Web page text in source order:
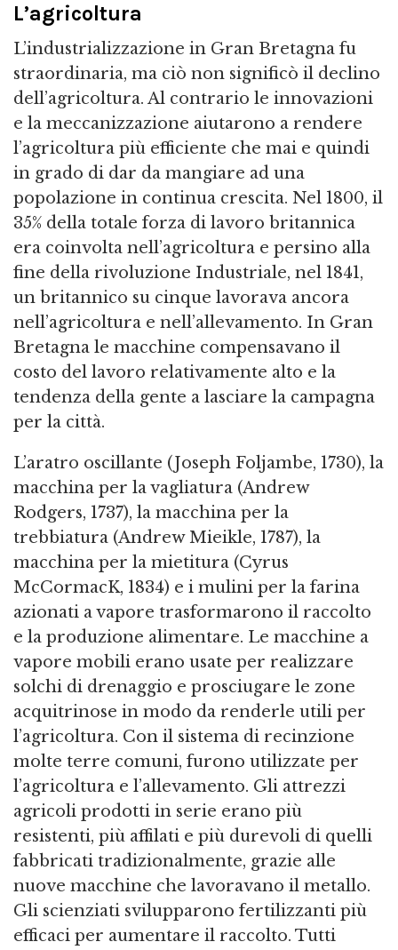
L’agricoltura
L’industrializzazione in Gran Bretagna fu
straordinaria, ma ciò non significò il declino
dell’agricoltura. Al contrario le innovazioni
e la meccanizzazione aiutarono a rendere
l’agricoltura più efficiente che mai e quindi
in grado di dar da mangiare ad una
popolazione in continua crescita. Nel 1800, il
35% della totale forza di lavoro britannica
era coinvolta nell’agricoltura e persino alla
fine della rivoluzione Industriale, nel 1841,
un britannico su cinque lavorava ancora
nell’agricoltura e nell’allevamento. In Gran
Bretagna le macchine compensavano il
costo del lavoro relativamente alto e la
tendenza della gente a lasciare la campagna
per la città.
L’aratro oscillante (Joseph Foljambe, 1730), la
macchina per la vagliatura (Andrew
Rodgers, 1737), la macchina per la
trebbiatura (Andrew Mieikle, 1787), la
macchina per la mietitura (Cyrus
McCormacK, 1834) e i mulini per la farina
azionati a vapore trasformarono il raccolto
e la produzione alimentare. Le macchine a
vapore mobili erano usate per realizzare
solchi di drenaggio e prosciugare le zone
acquitrinose in modo da renderle utili per
l’agricoltura. Con il sistema di recinzione
molte terre comuni, furono utilizzate per
l’agricoltura e l’allevamento. Gli attrezzi
agricoli prodotti in serie erano più
resistenti, più affilati e più durevoli di quelli
fabbricati tradizionalmente, grazie alle
nuove macchine che lavoravano il metallo.
Gli scienziati svilupparono fertilizzanti più
efficaci per aumentare il raccolto. Tutti